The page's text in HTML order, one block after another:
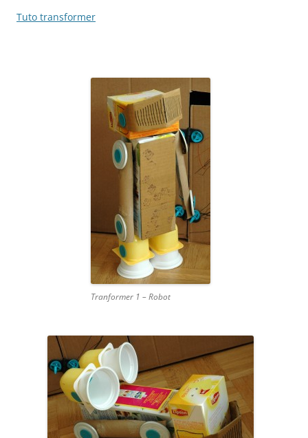
Tuto transformer
Tranformer 1 – Robot